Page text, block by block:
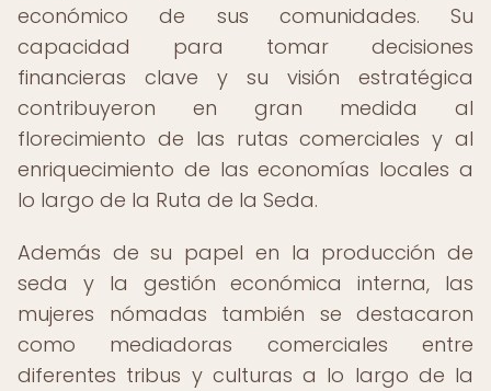
económico de sus comunidades. Su
capacidad para tomar decisiones
financieras clave y su visión estratégica
contribuyeron en gran medida al
florecimiento de las rutas comerciales y al
enriquecimiento de las economías locales a
lo largo de la Ruta de la Seda.
Además de su papel en la producción de
seda y la gestión económica interna, las
mujeres nómadas también se destacaron
como mediadoras comerciales entre
diferentes tribus y culturas a lo largo de la